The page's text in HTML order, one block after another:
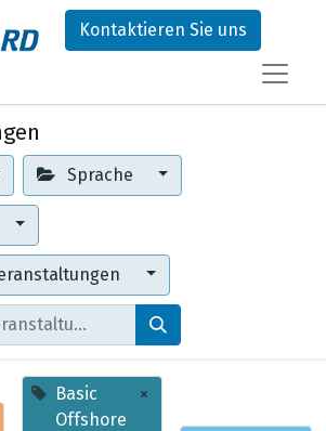
Kontaktieren Sie uns
Sprache
Basic
Offshore
×